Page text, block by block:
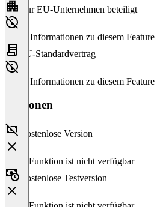
Nur EU-Unternehmen beteiligt
Keine Informationen zu diesem Feature
EU-Standardvertrag
Keine Informationen zu diesem Feature
Versionen
Kostenlose Version
Diese Funktion ist nicht verfügbar
Kostenlose Testversion